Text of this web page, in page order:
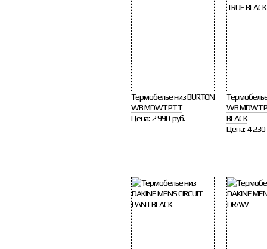
Термобелье низ BURTON
WB MDWT PT T
Цена: 2 990 руб.
WB MDWT
BLACK
Цена: 4 230